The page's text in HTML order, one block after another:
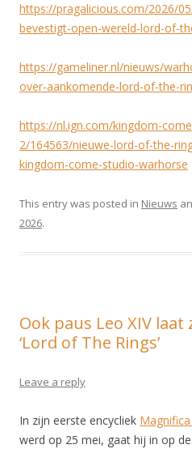
https://pragalicious.com/2026/
bevestigt-open-wereld-lord-of-
https://gameliner.nl/nieuws/
over-aankomende-lord-of-the-
https://nl.ign.com/kingdom-
2/164563/nieuwe-lord-of-the-
kingdom-come-studio-warhorse
This entry was posted in Nieuws
2026.
Ook paus Leo XIV
‘Lord of The Rings’
Leave a reply
In zijn eerste encycliek
werd op 25 mei, gaat hij in op